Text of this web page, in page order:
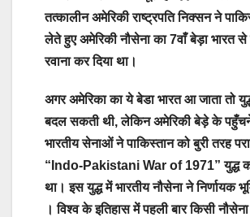
तत्कालीन अमेरिकी राष्ट्रपति निक्सन ने
लेते हुए अमेरिकी नौसेना का 7वाँ बेड़ा भारत से
रवाना कर दिया था।
अगर अमेरिका का ये बेडा भारत आ जाता तो
बदल सकती थी, लेकिन अमेरिकी बेड़े के
भारतीय सेनाओं ने पाकिस्तान को बुरी तरह
“Indo-Pakistani War of 1971” युद्ध
था।इस युद्ध में भारतीय नौसेना ने निर्णायक
। विश्व के इतिहास में पहली बार किसी